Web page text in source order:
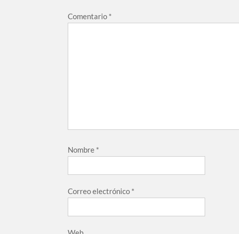
Comentario *
Nombre *
Correo electrónico *